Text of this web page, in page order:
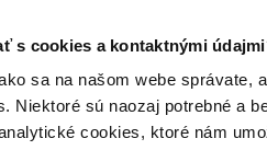
s cookies a kontaktnými
sa na našom webe správate,
Niektoré sú naozaj potrebné a
cookies, ktoré nám
Kontakt